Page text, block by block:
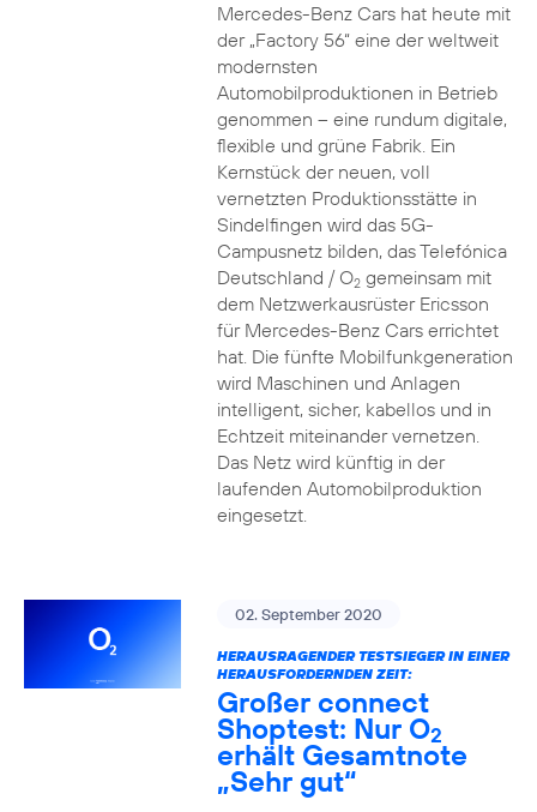
Mercedes-Benz Cars hat heute mit
der „Factory 56“ eine der weltweit
modernsten
Automobilproduktionen in Betrieb
genommen – eine rundum digitale,
flexible und grüne Fabrik. Ein
Kernstück der neuen, voll
vernetzten Produktionsstätte in
Sindelfingen wird das 5G-
Campusnetz bilden, das Telefónica
Deutschland / O2gemeinsam mit
dem Netzwerkausrüster Ericsson
für Mercedes-Benz Cars errichtet
hat. Die fünfte Mobilfunkgeneration
wird Maschinen und Anlagen
intelligent, sicher, kabellos und in
Echtzeit miteinander vernetzen.
Das Netz wird künftig in der
laufenden Automobilproduktion
eingesetzt.
02. September 2020
HERAUSRAGENDER TESTSIEGER IN EINER
HERAUSFORDERNDEN ZEIT:
Großer connect
Shoptest: Nur O2
erhält Gesamtnote
„Sehr gut“